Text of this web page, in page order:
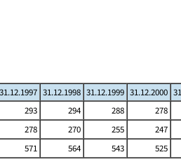
31.12.1997 31.12.1998 31.12.1999 31.12.2000
293 294 288 278
278 270 255 247
571 564 543 525